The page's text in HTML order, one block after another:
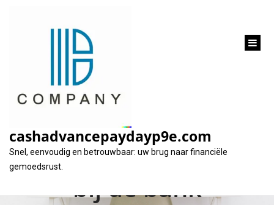
cashadvancepaydayp9e.com
Snel, eenvoudig en betrouwbaar: uw brug naar financiële
gemoedsrust.
Alles wat u moet
weten over een
persoonlijke lening
bij de bank